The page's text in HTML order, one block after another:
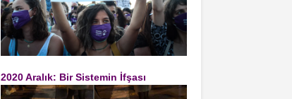
2020 Aralık: Bir Sistemin İfşası